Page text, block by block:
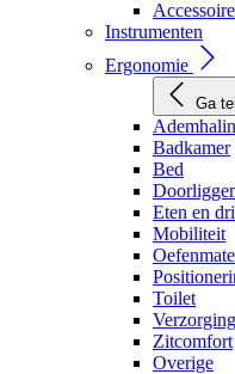
Instrumenten
Ergonomie
Ga
Badkamer
Bed
Eten en
Mobiliteit
Toilet
Verzorging
Zitcomfort
Overige